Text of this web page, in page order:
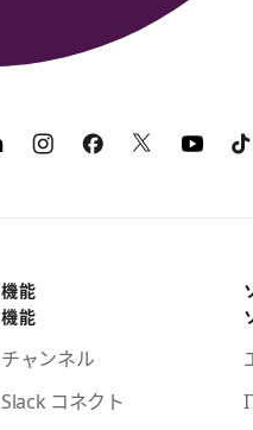
機能
機能
チャンネル
Slack コネクト